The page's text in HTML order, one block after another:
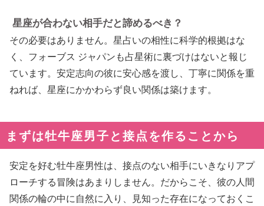
星座が合わない相手だと諦めるべき？
その必要はありません。星占いの相性に科学的根拠はな
く、フォーブス ジャパンも占星術に裏づけはないと報じ
ています。安定志向の彼に安心感を渡し、丁寧に関係を重
ねれば、星座にかかわらず良い関係は築けます。
まずは牡牛座男子と接点を作ることから
安定を好む牡牛座男性は、接点のない相手にいきなりアプ
ローチする冒険はあまりしません。だからこそ、彼の人間
関係の輪の中に自然に入り、見知った存在になっておくこ